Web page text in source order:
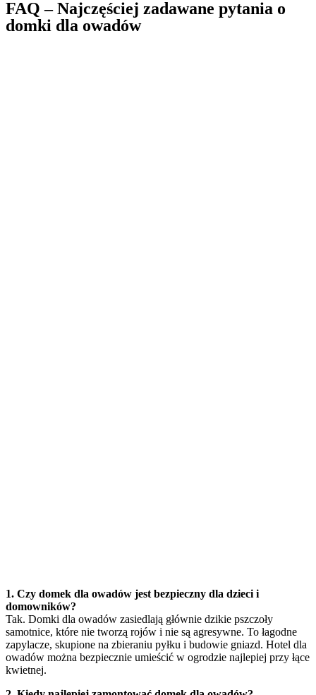
FAQ – Najczęściej zadawane pytania o
domki dla owadów
1. Czy domek dla owadów jest bezpieczny dla dzieci i
domowników?
Tak. Domki dla owadów zasiedlają głównie dzikie pszczoły
samotnice, które nie tworzą rojów i nie są agresywne. To łagodne
zapylacze, skupione na zbieraniu pyłku i budowie gniazd. Hotel dla
owadów można bezpiecznie umieścić w ogrodzie najlepiej przy łące
kwietnej.